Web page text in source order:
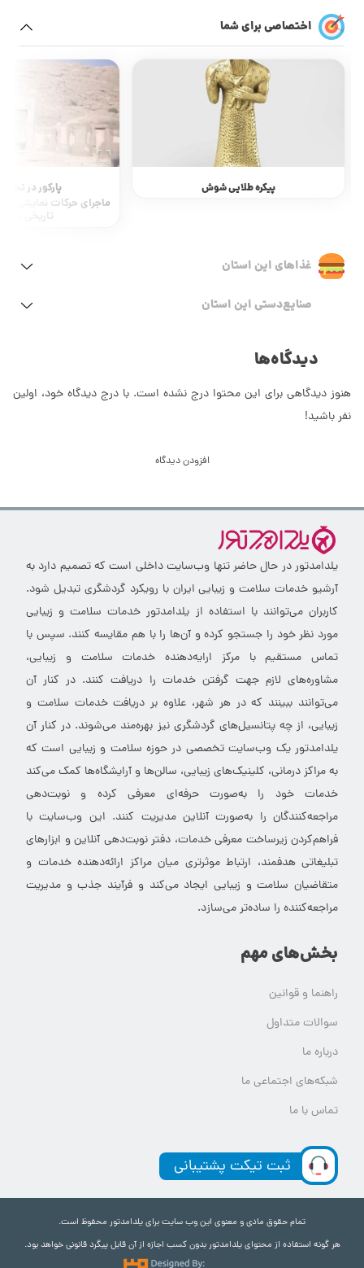
اختصاصی برای شما
پارکور در تخت جمشید!؟
دزد، موزه مردم شناسی سرای
غذاهای این استان
صنایع‌دستی این استان
دیدگاه‌ها
هنوز دیدگاهی برای این محتوا درج نشده است. با درج دیدگاه خود، اولین
نفر باشید!
افزودن دیدگاه
یلدامدتور در حال حاضر تنها وب‌سایت داخلی است که تصمیم دارد به
آرشیو خدمات سلامت و زیبایی ایران با رویکرد گردشگری تبدیل شود.
کاربران می‌توانند با استفاده از یلدامدتور خدمات سلامت و زیبایی
مورد نظر خود را جستجو کرده و آن‌ها را با هم مقایسه کنند. سپس با
تماس مستقیم با مرکز ارایه‌دهنده خدمات سلامت و زیبایی،
مشاوره‌های لازم جهت گرفتن خدمات را دریافت کنند. در کنار آن
می‌توانند ببینند که در هر شهر، علاوه بر دریافت خدمات سلامت و
زیبایی، از چه پتانسیل‌های گردشگری نیز بهره‌مند می‌شوند. در کنار آن
یلدامدتور یک وب‌سایت تخصصی در حوزه سلامت و زیبایی است که
به مراکز درمانی، کلینیک‌های زیبایی، سالن‌ها و آرایشگاه‌ها کمک می‌کند
خدمات خود را به‌صورت حرفه‌ای معرفی کرده و نوبت‌دهی
مراجعه‌کنندگان را به‌صورت آنلاین مدیریت کنند. این وب‌سایت با
فراهم‌کردن زیرساخت معرفی خدمات، دفتر نوبت‌دهی آنلاین و ابزارهای
تبلیغاتی هدفمند، ارتباط موثرتری میان مراکز ارائه‌دهنده خدمات و
متقاضیان سلامت و زیبایی ایجاد می‌کند و فرآیند جذب و مدیریت
مراجعه‌کننده را ساده‌تر می‌سازد.
بخش‌های مهم
راهنما و قوانین
سوالات متداول
درباره ما
شبکه‌های اجتماعی ما
تماس با ما
ثبت تیکت پشتیبانی
تمام حقوق مادی و معنوی این وب سایت برای یلدامدتور محفوظ است.
هر گونه استفاده از محتوای یلدامدتور بدون کسب اجازه از آن قابل پیگرد قانونی خواهد بود.